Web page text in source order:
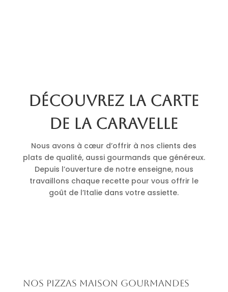
Découvrez la carte
de La Caravelle
Nous avons à cœur d’offrir à nos clients des
plats de qualité, aussi gourmands que généreux.
Depuis l’ouverture de notre enseigne, nous
travaillons chaque recette pour vous offrir le
goût de l’Italie dans votre assiette.
Nos pizzas maison gourmandes